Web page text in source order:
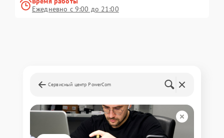
Ежедневно с 9:00 до 21:00
Сервисный центр PowerCom